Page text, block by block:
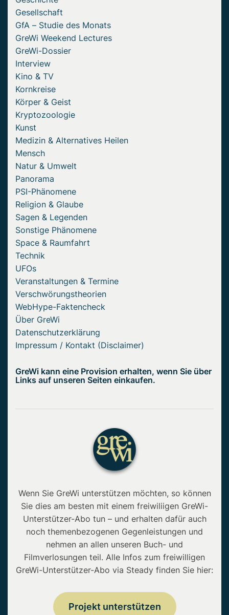
Gesellschaft
GfA – Studie des Monats
GreWi Weekend Lectures
GreWi-Dossier
Interview
Kino & TV
Kornkreise
Körper & Geist
Kryptozoologie
Kunst
Medizin & Alternatives Heilen
Mensch
Natur & Umwelt
Panorama
PSI-Phänomene
Religion & Glaube
Sagen & Legenden
Sonstige Phänomene
Space & Raumfahrt
Technik
UFOs
Veranstaltungen & Termine
Verschwörungstheorien
WebHype-Faktencheck
Über GreWi
Datenschutzerklärung
Impressum / Kontakt (Disclaimer)
GreWi kann eine Provision erhalten, wenn Sie über
Links auf unseren Seiten einkaufen.
Wenn Sie GreWi unterstützen möchten, so können
Sie dies am besten mit einem freiwiliigen GreWi-
Unterstützer-Abo tun – und erhalten dafür auch
noch themenbezogenen Gegenleistungen und
nehmen an allen unseren Buch- und
Filmverlosungen teil. Alle Infos zum freiwilligen
GreWi-Unterstützer-Abo via Steady finden Sie hier:
Projekt unterstützen